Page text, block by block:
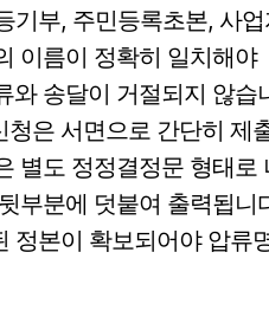
기부, 주민등록초본, 사
이름이 정확히 일치해야
와 송달이 거절되지 않습
청은 서면으로 간단히 제
별도 정정결정문 형태로
부분에 덧붙여 출력됩니
정본이 확보되어야 압류